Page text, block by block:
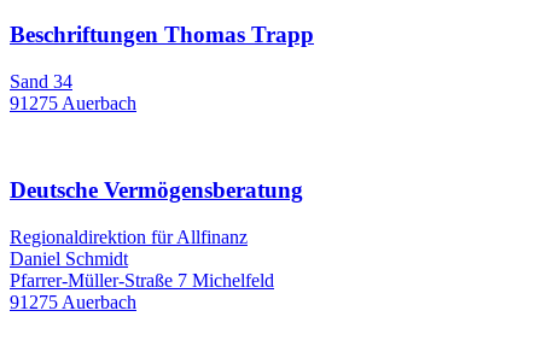
Beschriftungen Thomas Trapp
Sand 34
91275 Auerbach
Deutsche Vermögensberatung
Regionaldirektion für Allfinanz
Daniel Schmidt
Pfarrer-Müller-Straße 7 Michelfeld
91275 Auerbach